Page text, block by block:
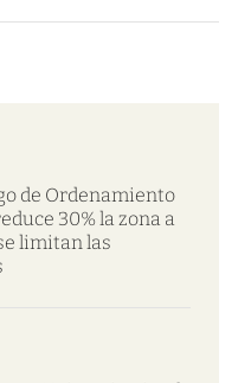
de Ordenamiento
30% la zona a
limitan las